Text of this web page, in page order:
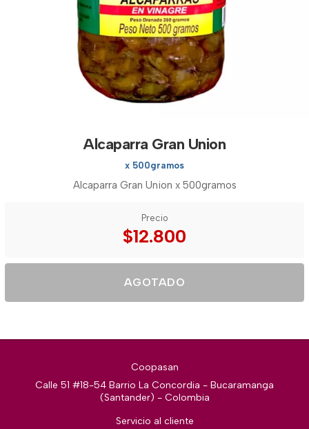
Alcaparra Gran Union
x 500gramos
Alcaparra Gran Union x 500gramos
Precio
$12.800
AGOTADO
Coopasan
Calle 51 #18-54 Barrio La Concordia - Bucaramanga
(Santander) - Colombia
Servicio al cliente